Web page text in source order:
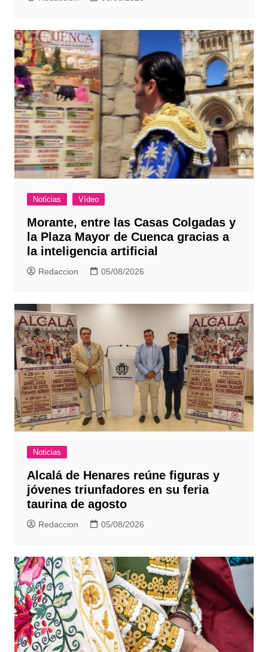
Noticias Vídeo
Morante, entre las Casas Colgadas y
la Plaza Mayor de Cuenca gracias a
la inteligencia artificial
Redaccion 05/08/2026
Noticias
Alcalá de Henares reúne figuras y
jóvenes triunfadores en su feria
taurina de agosto
Redaccion 05/08/2026